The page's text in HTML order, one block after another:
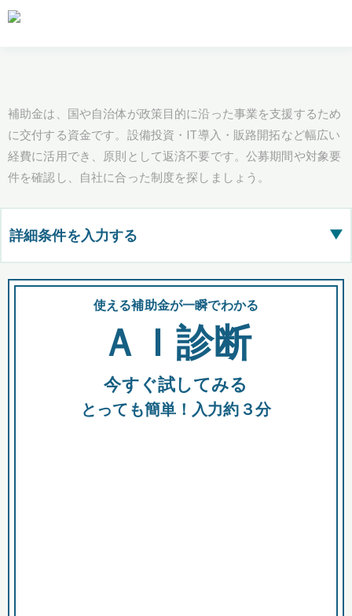
補助金は、国や自治体が政策目的に沿った事業を支援するため
に交付する資金です。設備投資・IT導入・販路開拓など幅広い
経費に活用でき、原則として返済不要です。公募期間や対象要
件を確認し、自社に合った制度を探しましょう。
詳細条件を入力する ▶
都道府県
全国の検索結果を含めて表示
助成金 融資 出資
使える補助金が一瞬でわかる
ＡＩ診断
今すぐ試してみる
とっても簡単！入力約３分